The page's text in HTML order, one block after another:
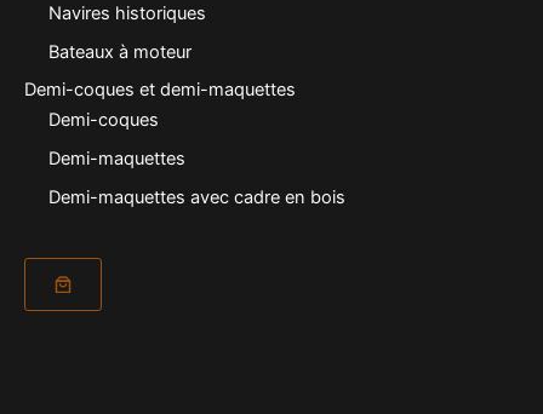
Navires historiques
Bateaux à moteur
Demi-coques et demi-maquettes
Demi-coques
Demi-maquettes
Demi-maquettes avec cadre en bois